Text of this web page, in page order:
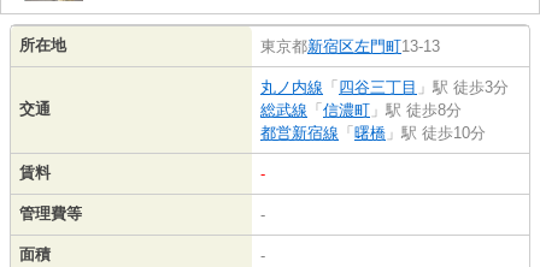
所在地 東京都新宿区左門町13-13
交通
丸ノ内線 「 四谷三丁目 」駅 徒歩3分
総武線 「 信濃町 」駅 徒歩8分
都営新宿線 「 曙橋 」駅 徒歩10分
賃料 -
管理費等 -
面積 -